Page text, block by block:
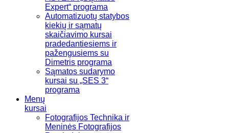
Expert“ programa
Automatizuotų statybos
kiekių ir sąmatų
skaičiavimo kursai
pradedantiesiems ir
pažengusiems su
Dimetris programa
Sąmatos sudarymo
kursai su „SES 3“
programa
Menų
kursai
Fotografijos Technika ir
Meninės Fotografijos